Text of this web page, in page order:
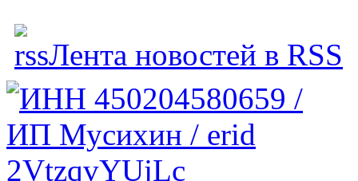
Лента новостей в RSS